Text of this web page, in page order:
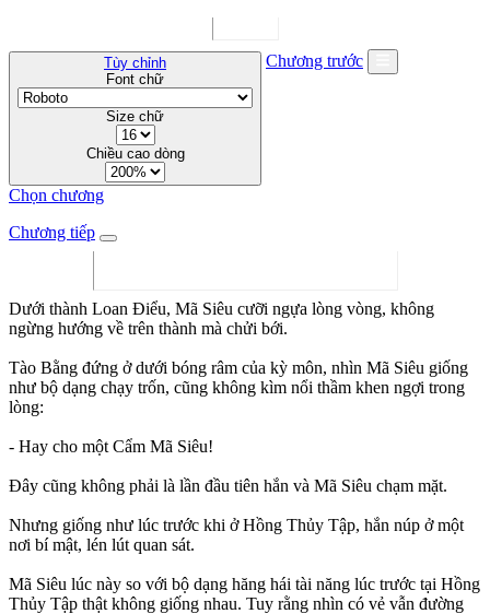
Tùy chỉnh
Font chữ
Size chữ
Chiều cao dòng
Chương trước
Chọn chương
Chương tiếp
Dưới thành Loan Điểu, Mã Siêu cưỡi ngựa lòng vòng, không
ngừng hướng về trên thành mà chửi bới.
Tào Bằng đứng ở dưới bóng râm của kỳ môn, nhìn Mã Siêu giống
như bộ dạng chạy trốn, cũng không kìm nổi thầm khen ngợi trong
lòng:
- Hay cho một Cẩm Mã Siêu!
Đây cũng không phải là lần đầu tiên hắn và Mã Siêu chạm mặt.
Nhưng giống như lúc trước khi ở Hồng Thủy Tập, hắn núp ở một
nơi bí mật, lén lút quan sát.
Mã Siêu lúc này so với bộ dạng hăng hái tài năng lúc trước tại Hồng
Thủy Tập thật không giống nhau. Tuy rằng nhìn có vẻ vẫn đường